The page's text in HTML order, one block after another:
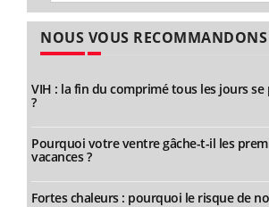
NOUS VOUS RECOMMANDONS
VIH : la fin du comprimé tous les jours
?
Pourquoi votre ventre gâche-t-il les
vacances ?
Fortes chaleurs : pourquoi le risque de